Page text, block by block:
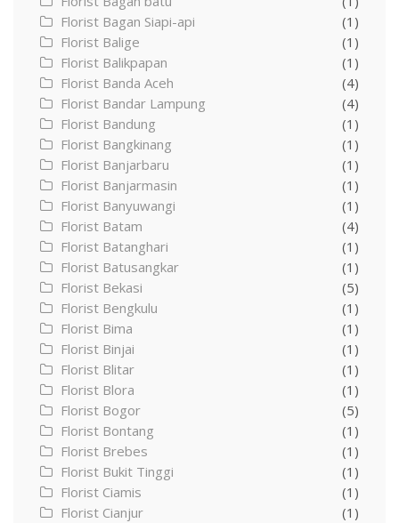
Florist Bagan Siapi-api
(1)
Florist Balige
(1)
Florist Balikpapan
(1)
Florist Banda Aceh
(4)
Florist Bandar Lampung
(4)
Florist Bandung
(1)
Florist Bangkinang
(1)
Florist Banjarbaru
(1)
Florist Banjarmasin
(1)
Florist Banyuwangi
(1)
Florist Batam
(4)
Florist Batanghari
(1)
Florist Batusangkar
(1)
Florist Bekasi
(5)
Florist Bengkulu
(1)
Florist Bima
(1)
Florist Binjai
(1)
Florist Blitar
(1)
Florist Blora
(1)
Florist Bogor
(5)
Florist Bontang
(1)
Florist Brebes
(1)
Florist Bukit Tinggi
(1)
Florist Ciamis
(1)
Florist Cianjur
(1)